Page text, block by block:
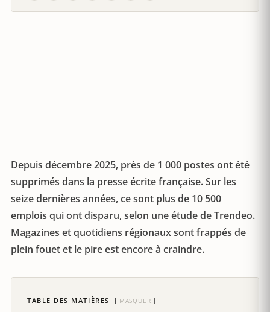
Depuis décembre 2025, près de 1 000 postes ont été
supprimés dans la presse écrite française. Sur les
seize dernières années, ce sont plus de 10 500
emplois qui ont disparu, selon une étude de Trendeo.
Magazines et quotidiens régionaux sont frappés de
plein fouet et le pire est encore à craindre.
TABLE DES MATIÈRES MASQUER